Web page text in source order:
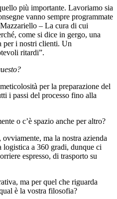
più importante. Lavoriamo sia
vanno sempre programmate
– La cura di cui
come si dice in gergo, una
per i nostri clienti. Un
ritardi”.
per la preparazione del
i passi del processo fino alla
o c’è spazio anche per altro?
ma la nostra azienda
a 360 gradi, dunque ci
espresso, di trasporto su
ma per quel che riguarda
è la vostra filosofia?